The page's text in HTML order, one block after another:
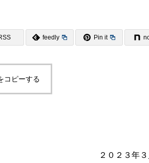
feedly Pin it
コピーする
２０２３年